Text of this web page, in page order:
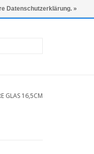
anlegen
GLAS 16,5CM
Datenschutzerklärung. »